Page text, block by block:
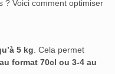
? Voici comment optimiser
5 kg . Cela permet
format 70cl ou 3-4 au